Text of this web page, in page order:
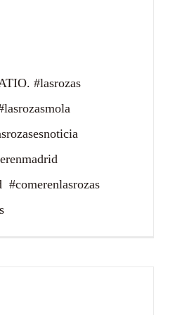
#lasrozas
#comerenlasrozas